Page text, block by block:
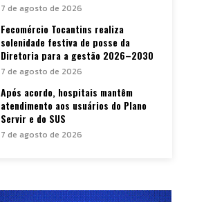
7 de agosto de 2026
Fecomércio Tocantins realiza
solenidade festiva de posse da
Diretoria para a gestão 2026–2030
7 de agosto de 2026
Após acordo, hospitais mantêm
atendimento aos usuários do Plano
Servir e do SUS
7 de agosto de 2026